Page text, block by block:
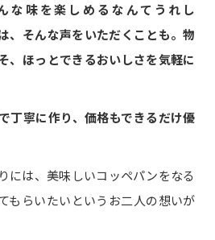
な味を楽しめるなんてうれし
そんな声をいただくことも。物
、ほっとできるおいしさを気軽に
丁寧に作り、価格もできるだけ優
には、美味しいコッペパンをなる
もらいたいというお二人の想いが